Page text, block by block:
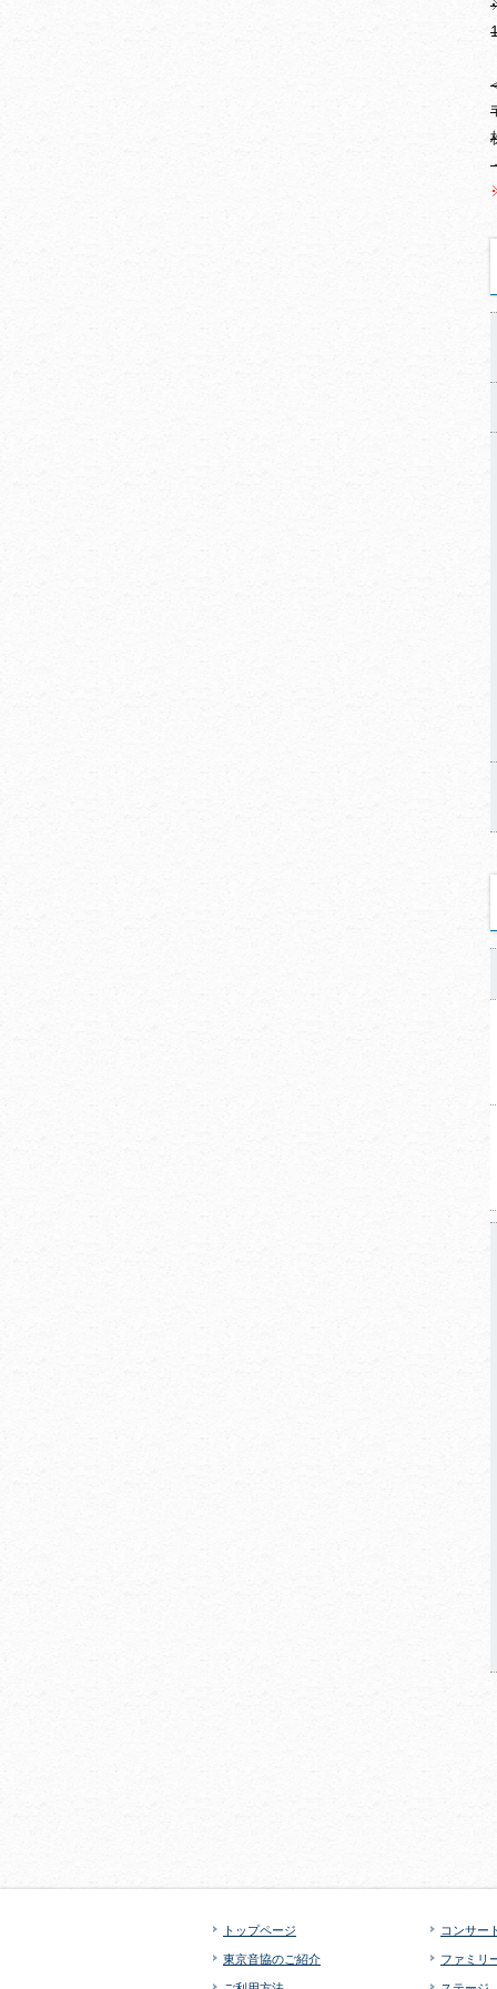
トップページ
東京音協のご紹介
コンサー
ファミリ